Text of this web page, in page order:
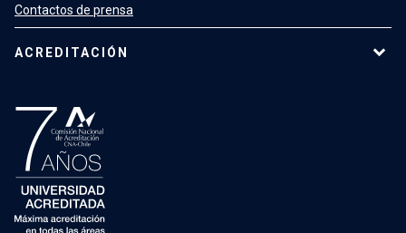
Contactos de prensa
ACREDITACIÓN